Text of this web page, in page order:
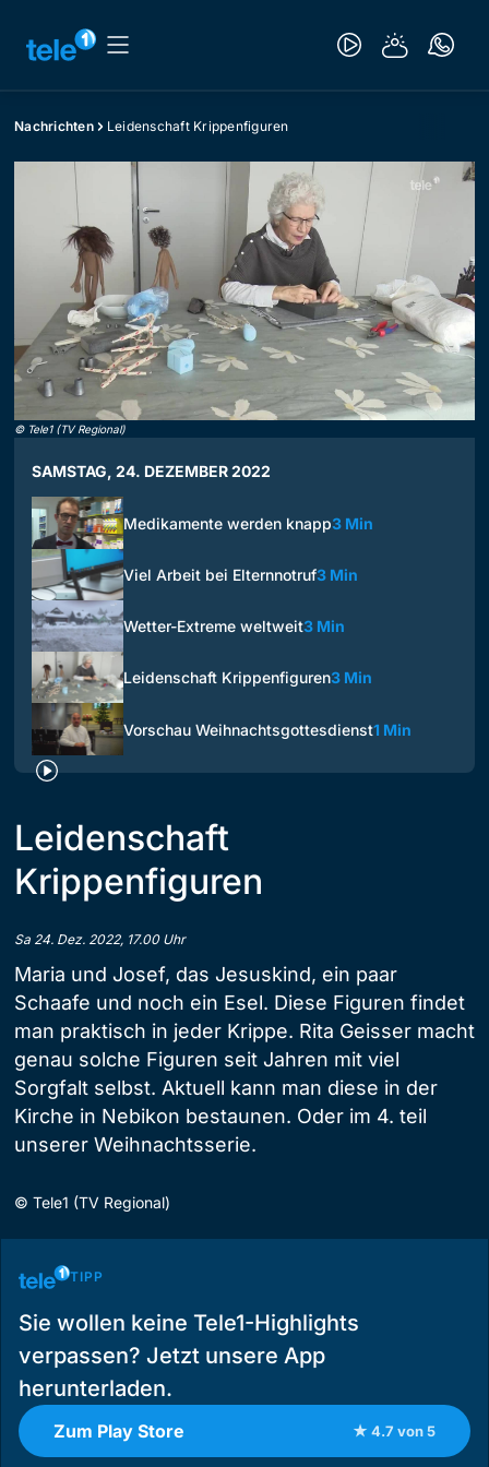
Nachrichten Leidenschaft Krippenfiguren
© Tele1 (TV Regional)
SAMSTAG, 24. DEZEMBER 2022
Medikamente werden knapp3 Min
Viel Arbeit bei Elternnotruf3 Min
Wetter-Extreme weltweit3 Min
Leidenschaft Krippenfiguren3 Min
Vorschau Weihnachtsgottesdienst1 Min
Leidenschaft
Krippenfiguren
Sa 24. Dez. 2022, 17.00 Uhr
Maria und Josef, das Jesuskind, ein paar
Schaafe und noch ein Esel. Diese Figuren findet
man praktisch in jeder Krippe. Rita Geisser macht
genau solche Figuren seit Jahren mit viel
Sorgfalt selbst. Aktuell kann man diese in der
Kirche in Nebikon bestaunen. Oder im 4. teil
unserer Weihnachtsserie.
© Tele1 (TV Regional)
TIPP
Sie wollen keine Tele1-Highlights
verpassen? Jetzt unsere App
herunterladen.
Zum Play Store ★ 4.7 von 5